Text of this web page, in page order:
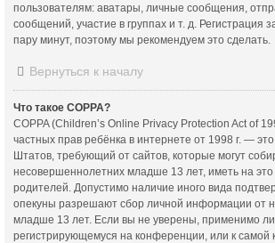
пользователям: аватары, личные сообщения,
сообщений, участие в группах и т. д. Регистрация
пару минут, поэтому мы рекомендуем это сделать.
Вернуться к началу
Что такое COPPA?
COPPA (Children’s Online Privacy Protection Act of
частных прав ребёнка в интернете от 1998 г. —
Штатов, требующий от сайтов, которые могут
несовершеннолетних младше 13 лет, иметь на это
родителей. Допустимо наличие иного вида
опекуны разрешают сбор личной информации от
младше 13 лет. Если вы не уверены, применимо ли
регистрирующемуся на конференции, или к самой